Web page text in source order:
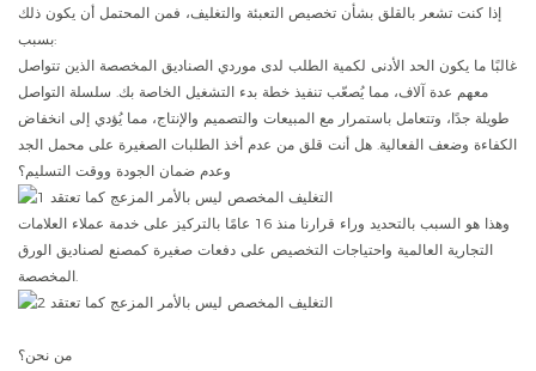
إذا كنت تشعر بالقلق بشأن تخصيص التعبئة والتغليف، فمن المحتمل أن يكون ذلك
بسبب:
غالبًا ما يكون الحد الأدنى لكمية الطلب لدى موردي الصناديق المخصصة الذين تتواصل
معهم عدة آلاف، مما يُصعّب تنفيذ خطة بدء التشغيل الخاصة بك. سلسلة التواصل
طويلة جدًا، وتتعامل باستمرار مع المبيعات والتصميم والإنتاج، مما يُؤدي إلى انخفاض
الكفاءة وضعف الفعالية. هل أنت قلق من عدم أخذ الطلبات الصغيرة على محمل الجد
وعدم ضمان الجودة ووقت التسليم؟
وهذا هو السبب بالتحديد وراء قرارنا منذ 16 عامًا بالتركيز على خدمة عملاء العلامات
التجارية العالمية واحتياجات التخصيص على دفعات صغيرة كمصنع لصناديق الورق
المخصصة.
من نحن؟